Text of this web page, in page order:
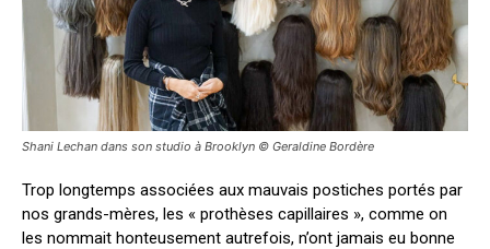
Shani Lechan dans son studio à Brooklyn © Geraldine Bordère
Trop longtemps associées aux mauvais postiches portés par
nos grands-mères, les « prothèses capillaires », comme on
les nommait honteusement autrefois, n’ont jamais eu bonne